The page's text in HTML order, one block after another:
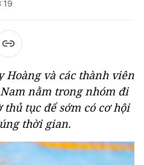
Hoàng và các thành viên
nằm trong nhóm đi
tục để sớm có cơ hội
thời gian.